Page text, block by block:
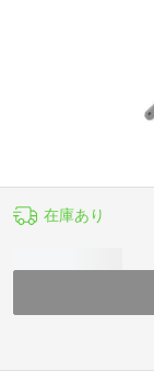
在庫あり